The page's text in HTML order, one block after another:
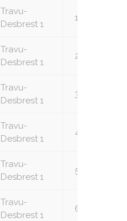
Travu-
Desbrest 1
1
Travu-
Desbrest 1
2
Travu-
Desbrest 1
3
Travu-
Desbrest 1
4
Travu-
Desbrest 1
5
Travu-
Desbrest 1
6